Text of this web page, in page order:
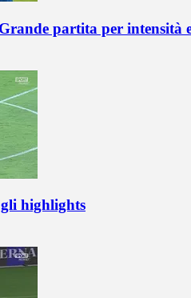
partita per intensità
highlights